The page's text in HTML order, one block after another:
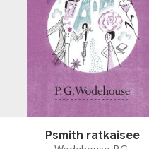
Psmith ratkaisee